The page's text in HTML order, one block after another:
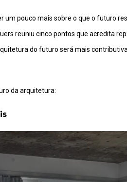
um pouco mais sobre o que o futuro
reuniu cinco pontos que acredita
do futuro será mais
da arquitetura: